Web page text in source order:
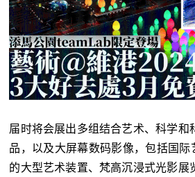
届时将会展出多组结合艺术、科学和
品，以及大屏幕数码影像，包括国际
的大型艺术装置、梵高沉浸式光影展